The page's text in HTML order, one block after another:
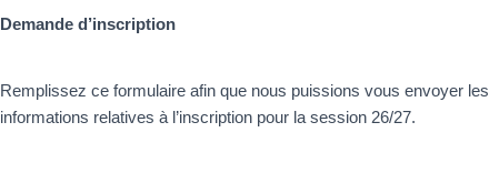
Demande d’inscription
Remplissez ce formulaire afin que nous puissions vous envoyer les
informations relatives à l’inscription pour la session 26/27.